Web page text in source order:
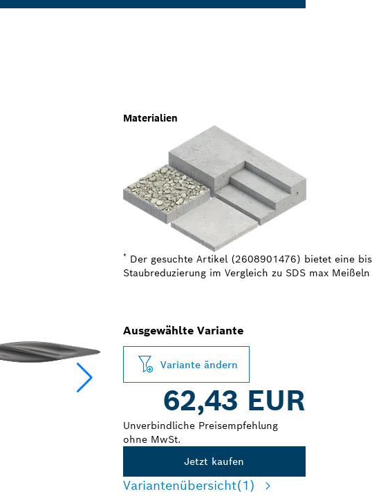
Materialien
*Der gesuchte Artikel (2608901476) bietet eine
Staubreduzierung im Vergleich zu SDS max
Ausgewählte Variante
Variante ändern
62,43 EUR
Unverbindliche Preisempfehlung
ohne MwSt.
Jetzt kaufen
Variantenübersicht(1)